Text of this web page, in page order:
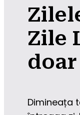
Dimineața
Zile